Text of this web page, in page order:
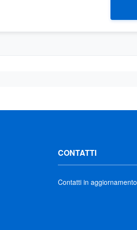
CONTATTI
Contatti in aggiornamento